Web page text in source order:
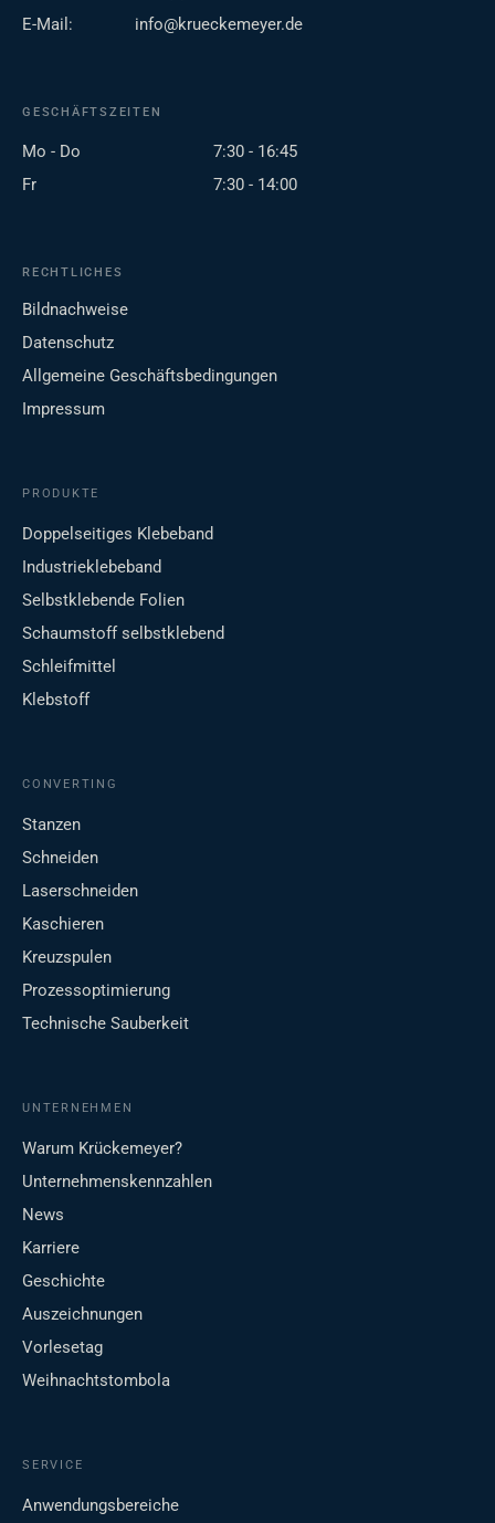
E-Mail:
info@krueckemeyer.de
GESCHÄFTSZEITEN
Mo - Do
7:30 - 16:45
Fr
7:30 - 14:00
RECHTLICHES
Bildnachweise
Datenschutz
Allgemeine Geschäftsbedingungen
Impressum
PRODUKTE
Doppelseitiges Klebeband
Industrieklebeband
Selbstklebende Folien
Schaumstoff selbstklebend
Schleifmittel
Klebstoff
CONVERTING
Stanzen
Schneiden
Laserschneiden
Kaschieren
Kreuzspulen
Prozessoptimierung
Technische Sauberkeit
UNTERNEHMEN
Warum Krückemeyer?
Unternehmenskennzahlen
News
Karriere
Geschichte
Auszeichnungen
Vorlesetag
Weihnachtstombola
SERVICE
Anwendungsbereiche